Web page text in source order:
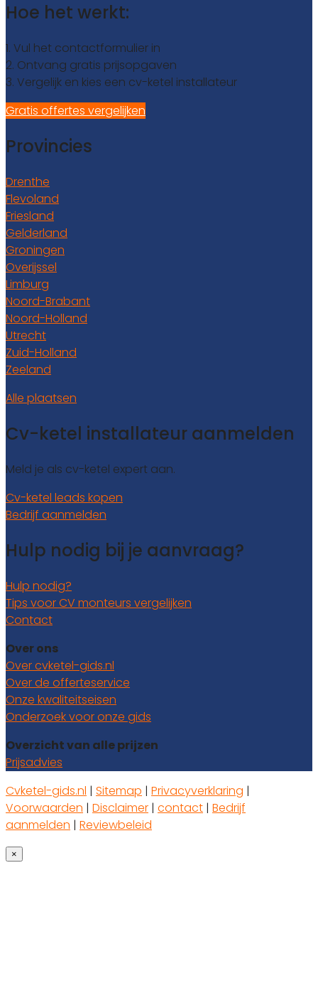
Hoe het werkt:
1. Vul het contactformulier in
2. Ontvang gratis prijsopgaven
3. Vergelijk en kies een cv-ketel installateur
Gratis offertes vergelijken
Provincies
Drenthe
Flevoland
Friesland
Gelderland
Groningen
Overijssel
Limburg
Noord-Brabant
Noord-Holland
Utrecht
Zuid-Holland
Zeeland
Alle plaatsen
Cv-ketel installateur aanmelden
Meld je als cv-ketel expert aan.
Cv-ketel leads kopen
Bedrijf aanmelden
Hulp nodig bij je aanvraag?
Hulp nodig?
Tips voor CV monteurs vergelijken
Contact
Over ons
Over cvketel-gids.nl
Over de offerteservice
Onze kwaliteitseisen
Onderzoek voor onze gids
Overzicht van alle prijzen
Prijsadvies
Cvketel-gids.nl | Sitemap | Privacyverklaring |
Voorwaarden | Disclaimer | contact | Bedrijf
aanmelden | Reviewbeleid
×